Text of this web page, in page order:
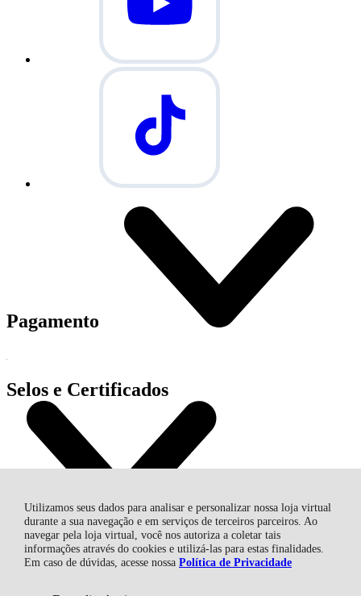
Utilizamos seus dados para analisar e personalizar nossa loja virtual
durante a sua navegação e em serviços de terceiros parceiros. Ao
navegar pela loja virtual, você nos autoriza a coletar tais
informações através do cookies e utilizá-las para estas finalidades.
Em caso de dúvidas, acesse nossa Política de Privacidade
Pagamento
Selos e Certificados